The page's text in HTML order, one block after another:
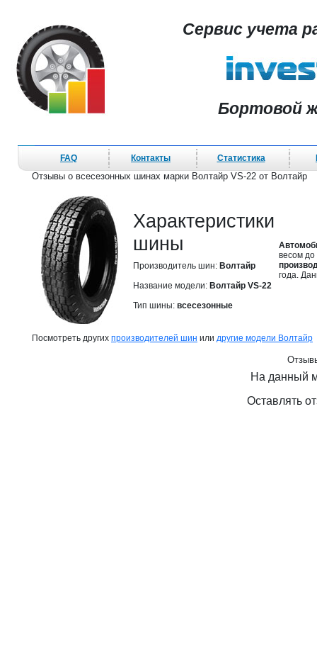
Сервис учета
Бортовой
FAQ Контакты Статистика
Отзывы о всесезонных шинах марки Волтайр VS-22 от Волтайр
Характеристики
шины
Производитель шин: Волтайр
Название модели: Волтайр VS-22
Тип шины: всесезонные
весом до
года.
Посмотреть других производителей шин или другие модели Волтайр
На данный
Оставлять